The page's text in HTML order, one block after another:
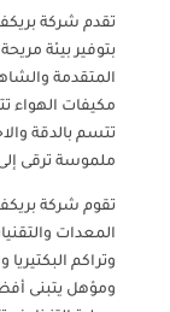
تقدم شركة
بتوفير بيئة
المتقدمة
مكيفات الهواء
تتسم بالدقة
ملموسة ترقى
تقوم شركة
المعدات
وتراكم
ومؤهل يتبنى